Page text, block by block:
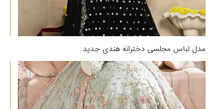
مدل لباس مجلسی دخترانه هندی جدید